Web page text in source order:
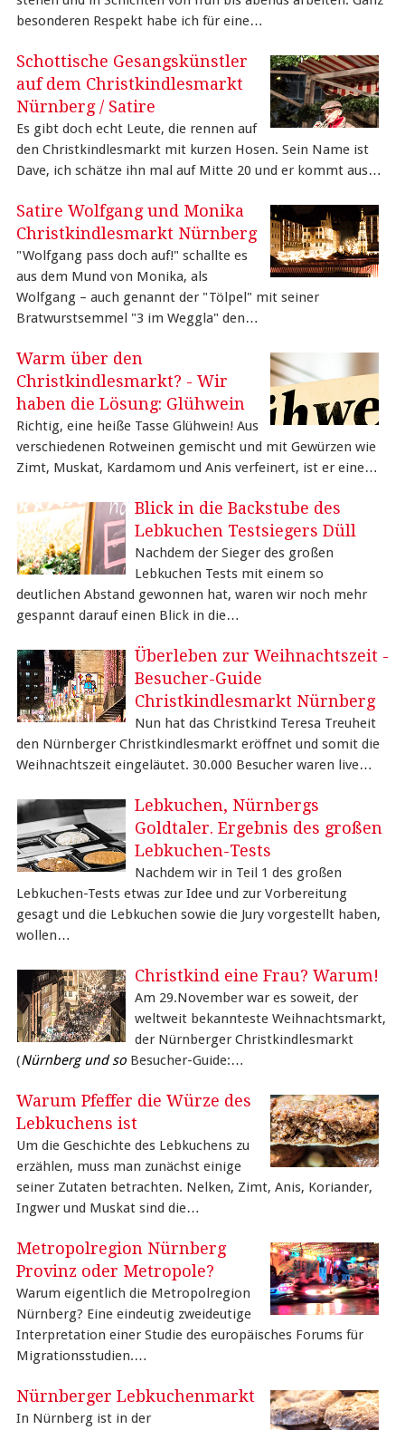
besonderen Respekt habe ich für eine…
Schottische Gesangskünstler
auf dem Christkindlesmarkt
Nürnberg / Satire
Es gibt doch echt Leute, die rennen auf
den Christkindlesmarkt mit kurzen Hosen. Sein Name ist
Dave, ich schätze ihn mal auf Mitte 20 und er kommt aus…
Satire Wolfgang und Monika
Christkindlesmarkt Nürnberg
"Wolfgang pass doch auf!" schallte es
aus dem Mund von Monika, als
Wolfgang – auch genannt der "Tölpel" mit seiner
Bratwurstsemmel "3 im Weggla" den…
Warm über den
Christkindlesmarkt? - Wir
haben die Lösung: Glühwein
Richtig, eine heiße Tasse Glühwein! Aus
verschiedenen Rotweinen gemischt und mit Gewürzen wie
Zimt, Muskat, Kardamom und Anis verfeinert, ist er eine…
Blick in die Backstube des
Lebkuchen Testsiegers Düll
Nachdem der Sieger des großen
Lebkuchen Tests mit einem so
deutlichen Abstand gewonnen hat, waren wir noch mehr
gespannt darauf einen Blick in die…
Überleben zur Weihnachtszeit -
Besucher-Guide
Christkindlesmarkt Nürnberg
Nun hat das Christkind Teresa Treuheit
den Nürnberger Christkindlesmarkt eröffnet und somit die
Weihnachtszeit eingeläutet. 30.000 Besucher waren live…
Lebkuchen, Nürnbergs
Goldtaler. Ergebnis des großen
Lebkuchen-Tests
Nachdem wir in Teil 1 des großen
Lebkuchen-Tests etwas zur Idee und zur Vorbereitung
gesagt und die Lebkuchen sowie die Jury vorgestellt haben,
wollen…
Christkind eine Frau? Warum!
Am 29.November war es soweit, der
weltweit bekannteste Weihnachtsmarkt,
der Nürnberger Christkindlesmarkt
(Nürnberg und soBesucher-Guide:…
Warum Pfeffer die Würze des
Lebkuchens ist
Um die Geschichte des Lebkuchens zu
erzählen, muss man zunächst einige
seiner Zutaten betrachten. Nelken, Zimt, Anis, Koriander,
Ingwer und Muskat sind die…
Metropolregion Nürnberg
Provinz oder Metropole?
Warum eigentlich die Metropolregion
Nürnberg? Eine eindeutig zweideutige
Interpretation einer Studie des europäisches Forums für
Migrationsstudien.…
Nürnberger Lebkuchenmarkt
In Nürnberg ist in der